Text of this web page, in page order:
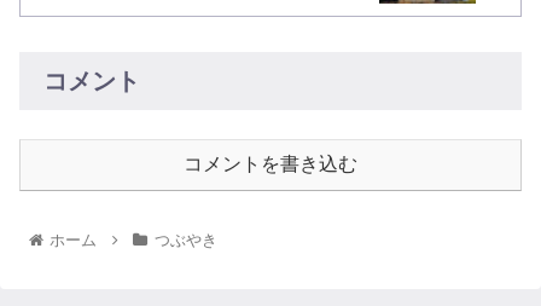
コメント
コメントを書き込む
ホーム つぶやき